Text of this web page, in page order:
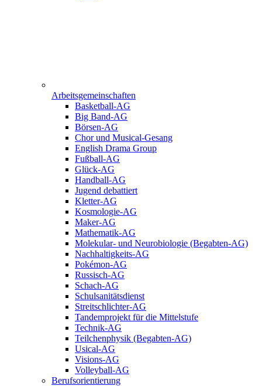
Arbeitsgemeinschaften
Basketball-AG
Big Band-AG
Börsen-AG
Chor und Musical-Gesang
English Drama Group
Fußball-AG
Glück-AG
Handball-AG
Jugend debattiert
Kletter-AG
Kosmologie-AG
Maker-AG
Mathematik-AG
Molekular- und Neurobiologie (Begabten-AG)
Nachhaltigkeits-AG
Pokémon-AG
Russisch-AG
Schach-AG
Schulsanitätsdienst
Streitschlichter-AG
Tandemprojekt für die Mittelstufe
Technik-AG
Teilchenphysik (Begabten-AG)
Usical-AG
Visions-AG
Volleyball-AG
Berufsorientierung